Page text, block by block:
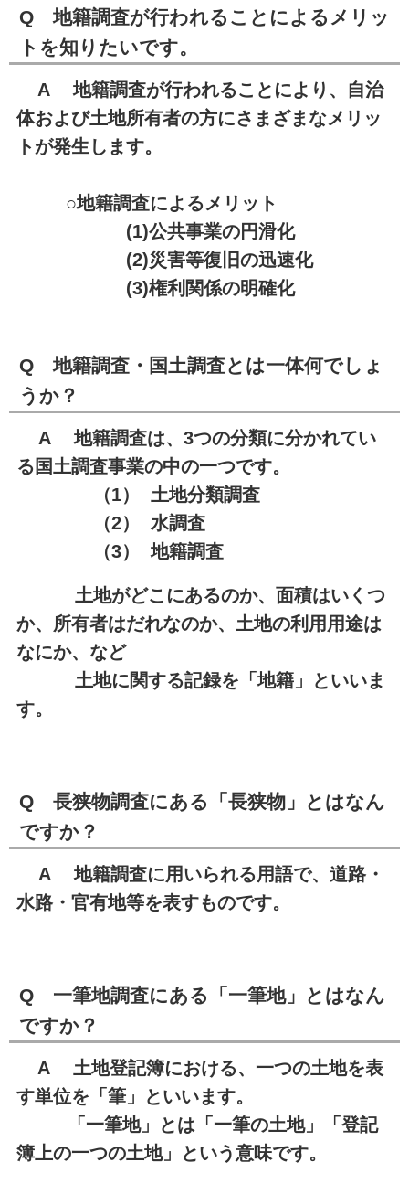
Q 地籍調査が行われることによるメリッ
トを知りたいです。
A 地籍調査が行われることにより、自治
体および土地所有者の方にさまざまなメリッ
トが発生します。
○地籍調査によるメリット
(1)公共事業の円滑化
(2)災害等復旧の迅速化
(3)権利関係の明確化
Q 地籍調査・国土調査とは一体何でしょ
うか？
A 地籍調査は、3つの分類に分かれてい
る国土調査事業の中の一つです。
（1） 土地分類調査
（2） 水調査
（3） 地籍調査
土地がどこにあるのか、面積はいくつ
か、所有者はだれなのか、土地の利用用途は
なにか、など
土地に関する記録を「地籍」といいま
す。
Q 長狭物調査にある「長狭物」とはなん
ですか？
A 地籍調査に用いられる用語で、道路・
水路・官有地等を表すものです。
Q 一筆地調査にある「一筆地」とはなん
ですか？
A 土地登記簿における、一つの土地を表
す単位を「筆」といいます。
「一筆地」とは「一筆の土地」「登記
簿上の一つの土地」という意味です。